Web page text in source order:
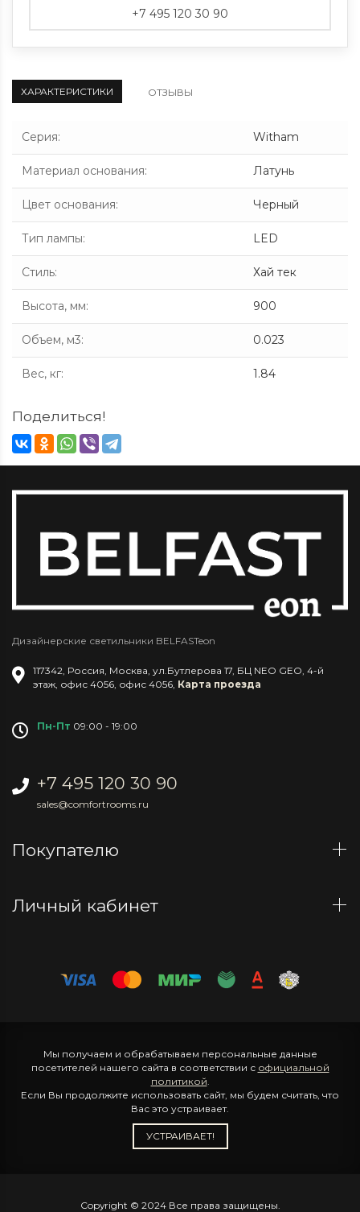
+7 495 120 30 90
ХАРАКТЕРИСТИКИ ОТЗЫВЫ
Серия: Witham
Материал основания: Латунь
Цвет основания: Черный
Тип лампы: LED
Стиль: Хай тек
Высота, мм: 900
Объем, м3: 0.023
Вес, кг: 1.84
Поделиться!
Дизайнерские светильники BELFASTeon
117342, Россия, Москва, ул.Бутлерова 17, БЦ NEO GEO, 4-й
этаж, офис 4056, офис 4056, Карта проезда
Пн-Пт 09:00 - 19:00
+7 495 120 30 90
sales@comfortrooms.ru
Покупателю
Личный кабинет
Мы получаем и обрабатываем персональные данные
посетителей нашего сайта в соответствии с официальной
политикой.
Если Вы продолжите использовать сайт, мы будем считать, что
Вас это устраивает.
УСТРАИВАЕТ!
Copyright © 2024 Все права защищены.